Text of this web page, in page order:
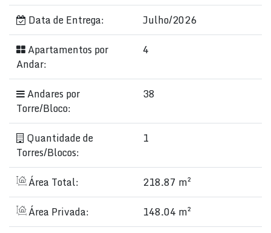
Data de Entrega:
Julho/2026
Apartamentos por
Andar:
4
Andares por
Torre/Bloco:
38
Quantidade de
Torres/Blocos:
1
Área Total:
218.87 m²
Área Privada:
148.04 m²